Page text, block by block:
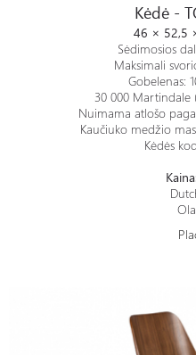
Kėdė -
46 × 52,5
Sėdimosios
Maksimali
Gobelenas:
30 000 Martindale
Nuimama atlošo
Kaučiuko medžio
Kėdės